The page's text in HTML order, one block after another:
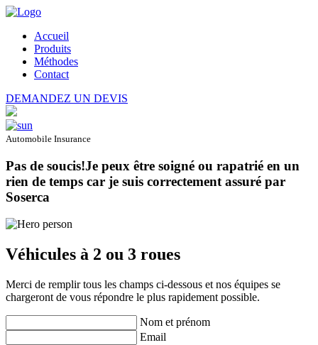
Accueil
Produits
Méthodes
Contact
DEMANDEZ UN DEVIS
Automobile Insurance
Pas de soucis!Je peux être soigné ou rapatrié en un
rien de temps car je suis correctement assuré par
Soserca
Véhicules à 2 ou 3 roues
Merci de remplir tous les champs ci-dessous et nos équipes se
chargeront de vous répondre le plus rapidement possible.
Nom et prénom
Email